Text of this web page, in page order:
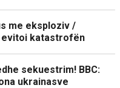
me eksploziv /
evitoi katastrofën
sekuestrim! BBC:
ukrainasve